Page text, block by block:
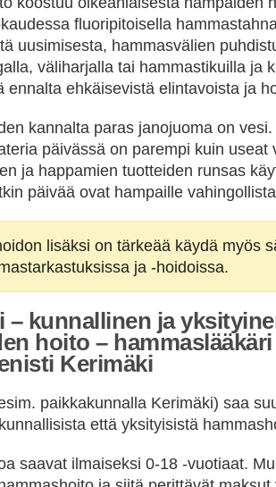
fluoripitoisella
uusimisesta, hammasvälien
väliharjalla tai hammastikuilla ja
ennalta ehkäisevistä elintavoista ja
kannalta paras janojuoma on
päivässä on parempi kuin useat
ja happamien tuotteiden runsas
päivää ovat hampaille
lisäksi on tärkeää käydä myös
ja -hoidoissa.
– kunnallinen ja
hoito –
Kerimäki
paikkakunnalla Kerimäki) saa
että yksityisistä
saavat ilmaiseksi 0-18 -vuotiaat.